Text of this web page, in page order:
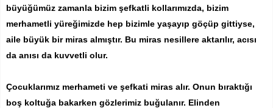
büyüğümüz zamanla bizim şefkatli kollarımızda, bizim
merhametli yüreğimizde hep bizimle yaşayıp göçüp gittiyse,
aile büyük bir miras almıştır. Bu miras nesillere aktarılır, acısı
da anısı da kuvvetli olur.
Çocuklarımız merhameti ve şefkati miras alır. Onun bıraktığı
boş koltuğa bakarken gözlerimiz buğulanır. Elinden